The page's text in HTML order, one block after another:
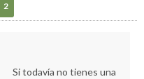
de dolores es una
2
Si todavía no tienes una